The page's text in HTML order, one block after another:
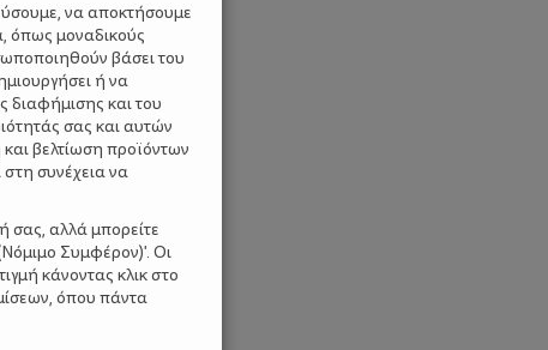
να αποκτήσουμε
όπως μοναδικούς
βάσει του
ή να
διαφήμισης και του
σας και αυτών
βελτίωση προϊόντων
συνέχεια να
σας, αλλά μπορείτε
Συμφέρον)'. Οι
κάνοντας κλικ στο
όπου πάντα